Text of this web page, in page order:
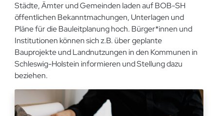
Städte, Ämter und Gemeinden laden auf BOB-SH
öffentlichen Bekanntmachungen, Unterlagen und
Pläne für die Bauleitplanung hoch. Bürger*innen und
Institutionen können sich z.B. über geplante
Bauprojekte und Landnutzungen in den Kommunen in
Schleswig-Holstein informieren und Stellung dazu
beziehen.